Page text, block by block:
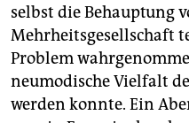
selbst die Behauptung
Mehrheitsgesellschaft
Problem
neumodische Vielfalt
werden konnte. Ein